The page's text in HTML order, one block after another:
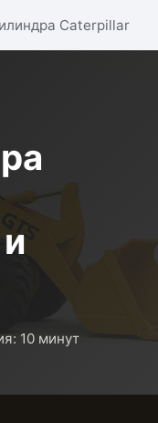
Caterpillar
10 минут